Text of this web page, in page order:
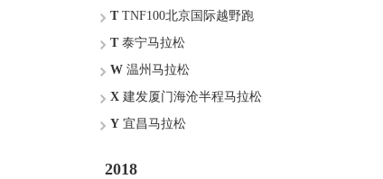
TTNF100北京国际越野跑
T泰宁马拉松
W 温州马拉松
X 建发厦门海沧半程马拉松
Y 宜昌马拉松
2018